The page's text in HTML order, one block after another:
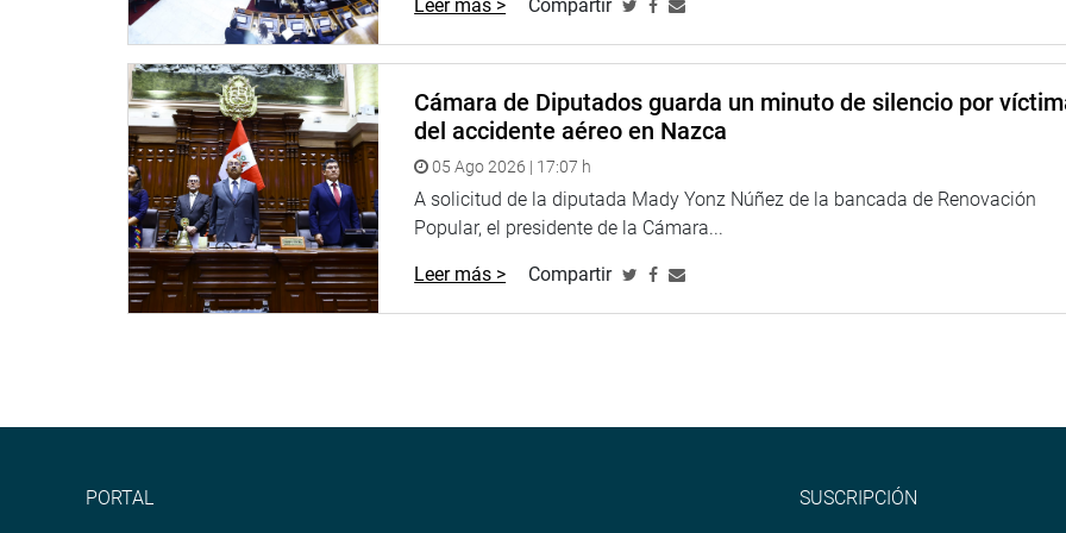
Leer más > Compartir
Cámara de Diputados guarda un minuto de silencio por
del accidente aéreo en Nazca
05 Ago 2026 | 17:07 h
A solicitud de la diputada Mady Yonz Núñez de la bancada de Renovación
Popular, el presidente de la Cámara...
Leer más > Compartir
PORTAL SUSCRIPCIÓN